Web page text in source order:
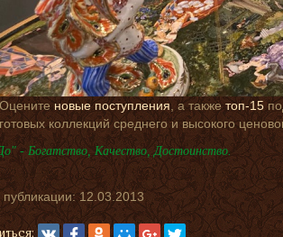
Оценитеновые поступления, а такжетоп-15
готовых коллекций среднего и высокого
- Богатство, Качество, Достоинство.
публикации:12.03.2013